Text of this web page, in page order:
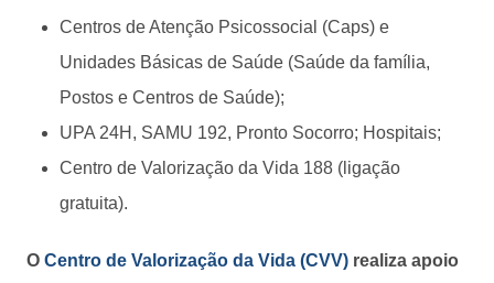
Centros de Atenção Psicossocial (Caps) e
Unidades Básicas de Saúde (Saúde da família,
Postos e Centros de Saúde);
UPA 24H, SAMU 192, Pronto Socorro; Hospitais;
Centro de Valorização da Vida 188 (ligação
gratuita).
O Centro de Valorização da Vida (CVV) realiza apoio